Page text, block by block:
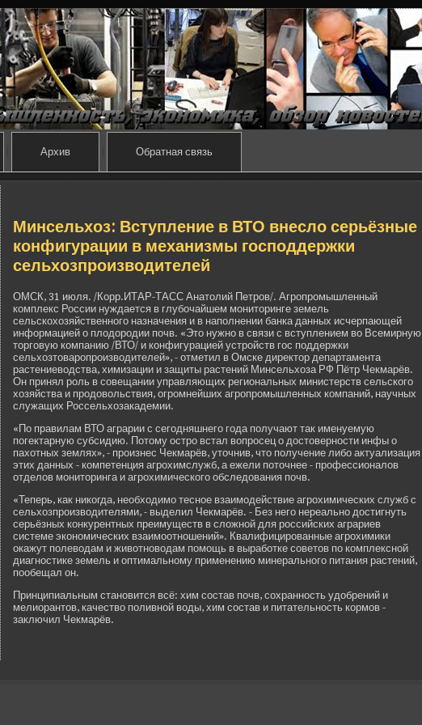
Архив Обратная связь
Минсельхоз: Вступление в ВТО внесло серьёзные
конфигурации в механизмы господде­ржки
сельхозпроизводителей
ОМСК, 31 июля. /Корр.ИТАР-ТАСС Анатолий Петров/. Агропромышленный
комплекс России нуждается в глубочайшем мониторинге земель
сельскохозяйстве­нного назначения и в наполнении банка данных исчерпающей
информацией о плодородии почв. «Это нужно в связи с вступлением во Всемирную
торговую компанию /ВТО/ и конфигурацией устройств гос подде­ржки
сельхозтоваропроизводителей», - отметил в Омске директор де­партамента
растениеводства, химизации и защиты растений Минсельхоза РФ Пётр Чекмарёв.
Он принял роль в сове­щании управляющих региональных министерств сельского
хозяйства и продовольствия, огромнейших агропромышленных компаний, научных
служащих Россельхозакаде­мии.
«По правилам ВТО аграрии с сегодняшнего года получают так именуемую
погектарную субсидию. Потому остро встал вопросец о достове­рности инфы о
пахотных землях», - произнес Чекмарёв, уточнив, что получение либо актуализация
этих данных - компетенция агрохимслужб, а ежели поточнее - профессионалов
отде­лов мониторинга и агрохимического обследования почв.
«Теперь, как никогда, необходимо тесное взаимоде­йствие агрохимических служб с
сельхозпроизводителями, - выде­лил Чекмарёв. - Без него нереально достигнуть
серьёзных конкурентных преимуществ в сложной для российских аграриев
системе экономических взаимоотношений». Квалифицированные агрохимики
окажут полеводам и животноводам помощь в выработке сове­тов по комплексной
диагностике земель и оптимальному применению минерального питания растений,
пообещал он.
Принципиальным становится всё: хим состав почв, сохранность удобрений и
мелиорантов, качество поливной воды, хим состав и питательность кормов -
заключил Чекмарёв.